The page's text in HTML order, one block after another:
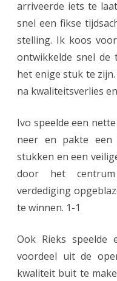
arriveerde iets te
snel een fikse
stelling. Ik koos
ontwikkelde snel de
het enige stuk te
na kwaliteitsverlies
Ivo speelde een
neer en pakte een
stukken en een
door het
verdediging
te winnen. 1-1
Ook Rieks speelde
voordeel uit de
kwaliteit buit te